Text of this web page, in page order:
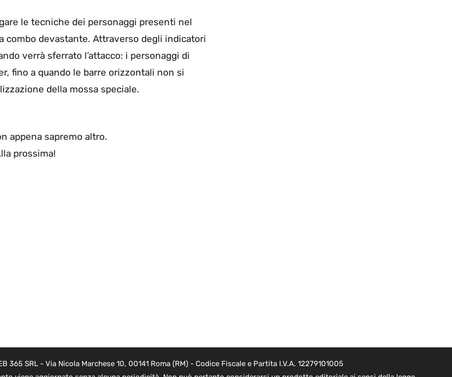
le tecniche dei personaggi presenti nel
combo devastante. Attraverso degli indicatori
verrà sferrato l’attacco: i personaggi di
fino a quando le barre orizzontali non si
della mossa speciale.
appena sapremo altro.
prossima!
365 SRL - Via Nicola Marchese 10, 00141 Roma (RM) - Codice Fiscale e Partita I.V.A. 12279101005